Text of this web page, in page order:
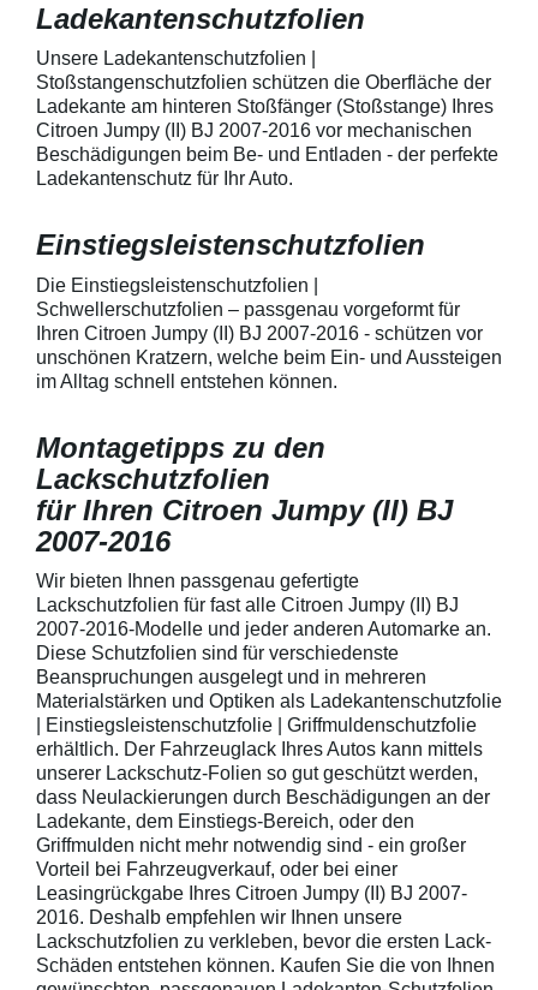
Fahrzeugkarosserien und
mechanische Einwirkung
entwickeltStärke der Folie beträgt
150 µmSchützt den wertvollen
Lack in der GriffmuldenKeine
unschönen Kratzer durch
Fingenägel oder Ringe in den
GriffmuldenSpezielle Vinylfolie mit
bestmöglichem Schutz gegen
geeignet zum
mechanische
zum Schutz von
150 µmSchützt
Lack in der
Fingenägel
bestmöglichem
Kratzer und
Ladekantenschutzfolien
Unsere Ladekantenschutzfolien |
Stoßstangenschutzfolien schützen die Oberfläche der
Ladekante am hinteren Stoßfänger (Stoßstange) Ihres
Citroen Jumpy (II) BJ 2007-2016 vor mechanischen
Beschädigungen beim Be- und Entladen - der perfekte
Ladekantenschutz für Ihr Auto.
Einstiegsleistenschutzfolien
Die Einstiegsleistenschutzfolien |
Schwellerschutzfolien – passgenau vorgeformt für
Ihren Citroen Jumpy (II) BJ 2007-2016 - schützen vor
unschönen Kratzern, welche beim Ein- und Aussteigen
im Alltag schnell entstehen können.
Montagetipps zu den
Lackschutzfolien
für Ihren Citroen Jumpy (II) BJ
2007-2016
Wir bieten Ihnen passgenau gefertigte
Lackschutzfolien für fast alle Citroen Jumpy (II) BJ
2007-2016-Modelle und jeder anderen Automarke an.
Diese Schutzfolien sind für verschiedenste
Beanspruchungen ausgelegt und in mehreren
Materialstärken und Optiken als Ladekantenschutzfolie
| Einstiegsleistenschutzfolie | Griffmuldenschutzfolie
erhältlich. Der Fahrzeuglack Ihres Autos kann mittels
unserer Lackschutz-Folien so gut geschützt werden,
dass Neulackierungen durch Beschädigungen an der
Ladekante, dem Einstiegs-Bereich, oder den
Griffmulden nicht mehr notwendig sind - ein großer
Vorteil bei Fahrzeugverkauf, oder bei einer
Leasingrückgabe Ihres Citroen Jumpy (II) BJ 2007-
2016. Deshalb empfehlen wir Ihnen unsere
Lackschutzfolien zu verkleben, bevor die ersten Lack-
Schäden entstehen können. Kaufen Sie die von Ihnen